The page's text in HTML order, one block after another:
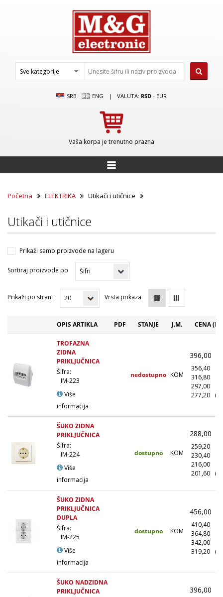
SRB ENG | VALUTA: RSD - EUR
Vaša korpa je trenutno prazna
Početna ELEKTRIKA Utikači i utičnice
Utikači i utičnice
Prikaži samo proizvode na lageru
Sortiraj proizvode po
Prikaži po strani Vrsta prikaza
OPIS ARTIKLA PDF STANJE J.M. CENA
TROFAZNA
ZIDNA
PRIKLJUČNICA
Šifra:
IM-223
Više
informacija
nedostupno KOM
396,00
356,40
316,80
297,00
277,20
ŠUKO ZIDNA
PRIKLJUČNICA
Šifra:
IM-224
Više
informacija
dostupno KOM
288,00
259,20
230,40
216,00
201,60
ŠUKO ZIDNA
PRIKLJUČNICA
DUPLA
Šifra:
IM-225
Više
informacija
dostupno KOM
456,00
410,40
364,80
342,00
319,20
ŠUKO NADZIDNA
PRIKLJUČNICA
396,00